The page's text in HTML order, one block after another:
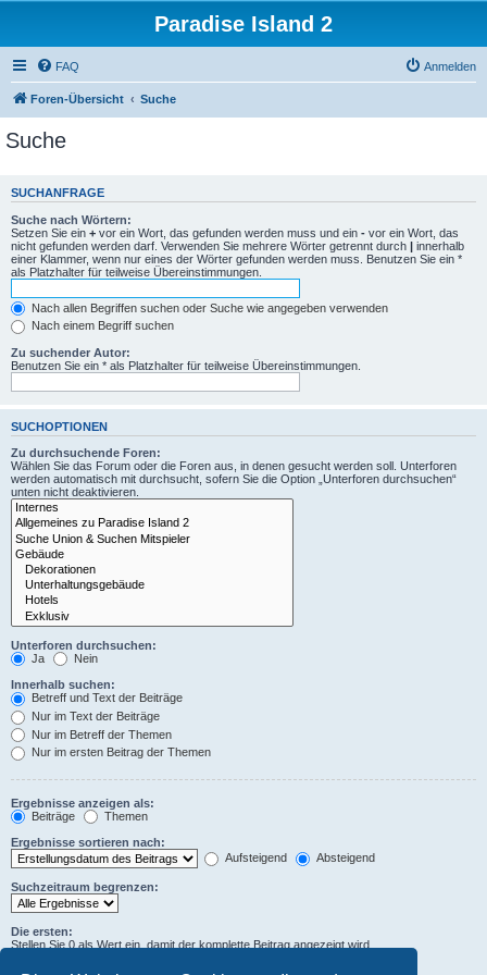
Paradise Island 2
FAQ Anmelden
Foren-Übersicht Suche
Suche
SUCHANFRAGE
Suche nach Wörtern:
Setzen Sie ein + vor ein Wort, das gefunden werden muss und ein - vor ein Wort, das
nicht gefunden werden darf. Verwenden Sie mehrere Wörter getrennt durch | innerhalb
einer Klammer, wenn nur eines der Wörter gefunden werden muss. Benutzen Sie ein *
als Platzhalter für teilweise Übereinstimmungen.
Nach allen Begriffen suchen oder Suche wie angegeben verwenden
Nach einem Begriff suchen
Zu suchender Autor:
Benutzen Sie ein * als Platzhalter für teilweise Übereinstimmungen.
SUCHOPTIONEN
Zu durchsuchende Foren:
Wählen Sie das Forum oder die Foren aus, in denen gesucht werden soll. Unterforen
werden automatisch mit durchsucht, sofern Sie die Option „Unterforen durchsuchen“
unten nicht deaktivieren.
Unterforen durchsuchen:
Ja
Nein
Innerhalb suchen:
Betreff und Text der Beiträge
Nur im Text der Beiträge
Nur im Betreff der Themen
Nur im ersten Beitrag der Themen
Ergebnisse anzeigen als:
Beiträge
Themen
Ergebnisse sortieren nach:
Aufsteigend
Absteigend
Suchzeitraum begrenzen:
Die ersten:
Stellen Sie 0 als Wert ein, damit der komplette Beitrag angezeigt wird.